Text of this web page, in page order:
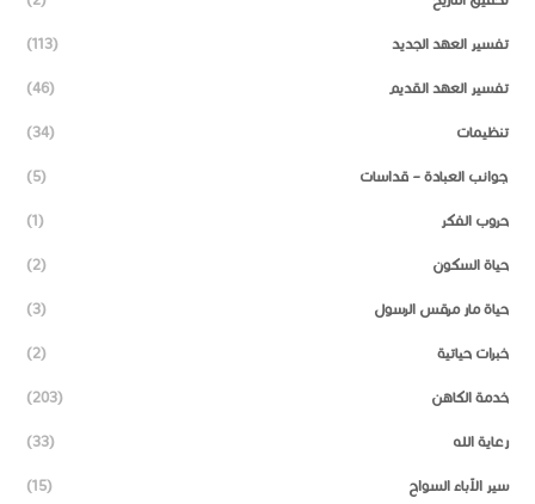
تفسير العهد الجديد (113)
تفسير العهد القديم (46)
تنظيمات (34)
جوانب العبادة – قداسات (5)
حروب الفكر (1)
حياة السكون (2)
حياة مار مرقس الرسول (3)
خبرات حياتية (2)
خدمة الكاهن (203)
رعاية الله (33)
سير الآباء السواح (15)